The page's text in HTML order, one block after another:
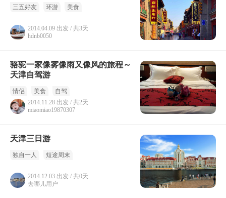
三五好友 环游 美食
2014.04.09 出发 / 共3天
hdnb0050
骆驼一家像雾像雨又像风的旅程～
天津自驾游
情侣 美食
自驾
2014.11.28 出发 / 共2天
miaomiao19870307
天津三日游
独自一人 短途周末
2014.12.03 出发 / 共0天
去哪儿用户